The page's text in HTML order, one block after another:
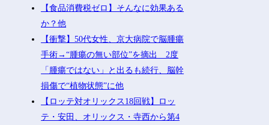
【食品消費税ゼロ】そんなに効果ある
か？他
【衝撃】50代女性、京大病院で脳腫瘍
手術→“腫瘍の無い部位”を摘出 2度
「腫瘍ではない」と出るも続行、脳幹
損傷で“植物状態”に他
【ロッテ対オリックス18回戦】ロッ
テ・安田、オリックス・寺西から第4